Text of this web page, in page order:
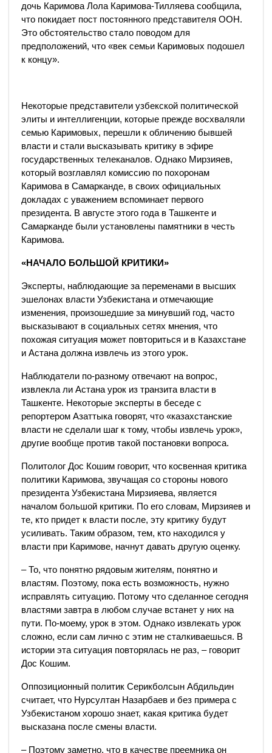
дочь Каримова Лола Каримова-Тилляева сообщила,
что покидает пост постоянного представителя ООН.
Это обстоятельство стало поводом для
предположений, что «век семьи Каримовых подошел
к концу».
Некоторые представители узбекской политической
элиты и интеллигенции, которые прежде восхваляли
семью Каримовых, перешли к обличению бывшей
власти и стали высказывать критику в эфире
государственных телеканалов. Однако Мирзияев,
который возглавлял комиссию по похоронам
Каримова в Самарканде, в своих официальных
докладах с уважением вспоминает первого
президента. В августе этого года в Ташкенте и
Самарканде были установлены памятники в честь
Каримова.
«НАЧАЛО БОЛЬШОЙ КРИТИКИ»
Эксперты, наблюдающие за переменами в высших
эшелонах власти Узбекистана и отмечающие
изменения, произошедшие за минувший год, часто
высказывают в социальных сетях мнения, что
похожая ситуация может повториться и в Казахстане
и Астана должна извлечь из этого урок.
Наблюдатели по-разному отвечают на вопрос,
извлекла ли Астана урок из транзита власти в
Ташкенте. Некоторые эксперты в беседе с
репортером Азаттыка говорят, что «казахстанские
власти не сделали шаг к тому, чтобы извлечь урок»,
другие вообще против такой постановки вопроса.
Политолог Дос Кошим говорит, что косвенная критика
политики Каримова, звучащая со стороны нового
президента Узбекистана Мирзияева, является
началом большой критики. По его словам, Мирзияев и
те, кто придет к власти после, эту критику будут
усиливать. Таким образом, тем, кто находился у
власти при Каримове, начнут давать другую оценку.
– То, что понятно рядовым жителям, понятно и
властям. Поэтому, пока есть возможность, нужно
исправлять ситуацию. Потому что сделанное сегодня
властями завтра в любом случае встанет у них на
пути. По-моему, урок в этом. Однако извлекать урок
сложно, если сам лично с этим не сталкиваешься. В
истории эта ситуация повторялась не раз, – говорит
Дос Кошим.
Оппозиционный политик Серикболсын Абдильдин
считает, что Нурсултан Назарбаев и без примера с
Узбекистаном хорошо знает, какая критика будет
высказана после смены власти.
– Поэтому заметно, что в качестве преемника он